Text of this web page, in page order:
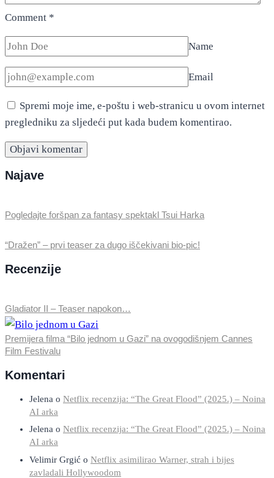
Comment *
Name
Email
Spremi moje ime, e-poštu i web-stranicu u ovom internet
pregledniku za sljedeći put kada budem komentirao.
Najave
Pogledajte foršpan za fantasy spektakl Tsui Harka
“Dražen” – prvi teaser za dugo iščekivani bio-pic!
Recenzije
Gladiator II – Teaser napokon…
Premijera filma “Bilo jednom u Gazi” na ovogodišnjem Cannes
Film Festivalu
Komentari
Jelena o Netflix recenzija: “The Great Flood” (2025.) – Noina
AI arka
Jelena o Netflix recenzija: “The Great Flood” (2025.) – Noina
AI arka
Velimir Grgić o Netflix asimilirao Warner, strah i bijes
zavladali Hollywoodom